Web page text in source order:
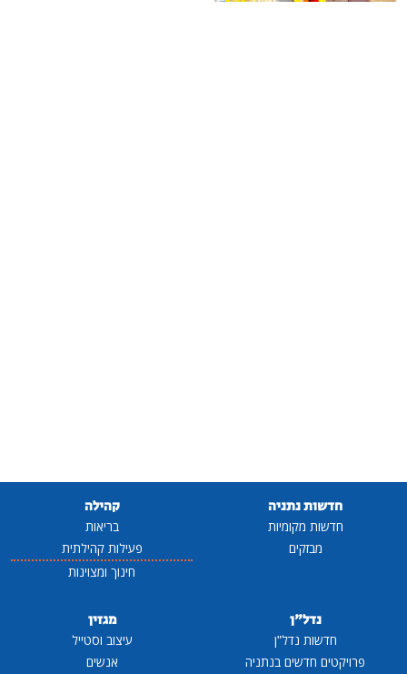
חדשות נתניה
חדשות מקומיות
מבזקים
קהילה
בריאות
פעילות קהילתית
חינוך ומצוינות
נדל"ן
חדשות נדל"ן
פרויקטים חדשים בנתניה
מגזין
עיצוב וסטייל
אנשים